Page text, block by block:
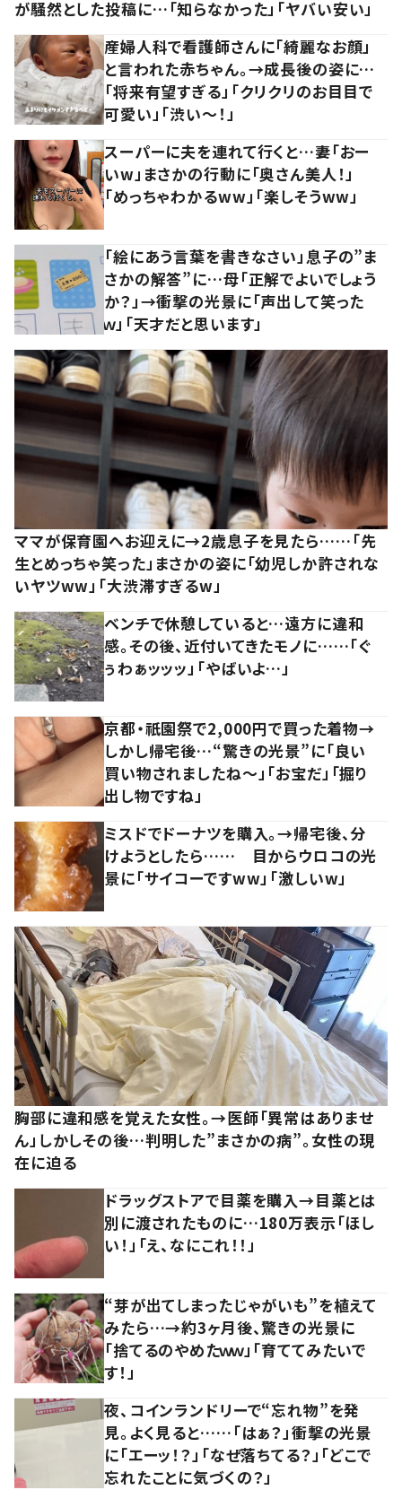
が騒然とした投稿に…「知らなかった」「ヤバい安い」
産婦人科で看護師さんに「綺麗なお顔」
と言われた赤ちゃん。→成長後の姿に…
「将来有望すぎる」「クリクリのお目目で
可愛い」「渋い～！」
スーパーに夫を連れて行くと…妻「おー
いw」まさかの行動に「奥さん美人！」
「めっちゃわかるww」「楽しそうww」
「絵にあう言葉を書きなさい」息子の”ま
さかの解答”に…母「正解でよいでしょう
か？」→衝撃の光景に「声出して笑った
ｗ」「天才だと思います」
ママが保育園へお迎えに→2歳息子を見たら……「先
生とめっちゃ笑った」まさかの姿に「幼児しか許されな
いヤツww」「大渋滞すぎるw」
ベンチで休憩していると…遠方に違和
感。その後、近付いてきたモノに……「ぐ
ぅわぁッッッ」「やばいよ…」
京都・祇園祭で2,000円で買った着物→
しかし帰宅後…“驚きの光景”に「良い
買い物されましたね～」「お宝だ」「掘り
出し物ですね」
ミスドでドーナツを購入。→帰宅後、分
けようとしたら…… 目からウロコの光
景に「サイコーですww」「激しいw」
胸部に違和感を覚えた女性。→医師「異常はありませ
ん」しかしその後…判明した”まさかの病”。女性の現
在に迫る
ドラッグストアで目薬を購入→目薬とは
別に渡されたものに…180万表示「ほし
い！」「え、なにこれ！！」
“芽が出てしまったじゃがいも”を植えて
みたら…→約3ヶ月後、驚きの光景に
「捨てるのやめたｗｗ」「育ててみたいで
す！」
夜、コインランドリーで“忘れ物”を発
見。よく見ると……「はぁ？」衝撃の光景
に「エーッ！？」「なぜ落ちてる？」「どこで
忘れたことに気づくの？」